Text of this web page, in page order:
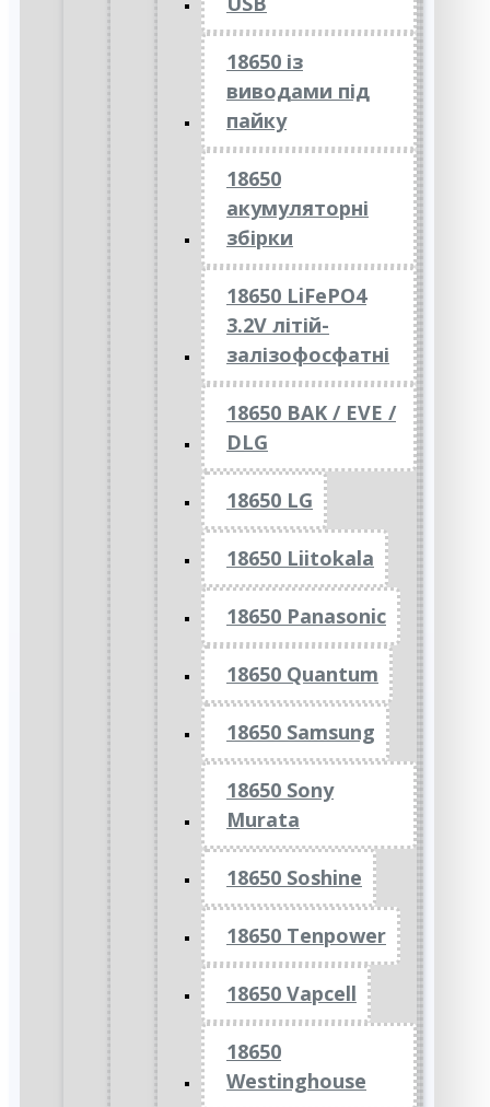
18650 із
виводами під
пайку
18650
акумуляторні
збірки
18650 LiFePO4
3.2V літій-
залізофосфатні
18650 BAK / EVE /
DLG
18650 LG
18650 Liitokala
18650 Panasonic
18650 Quantum
18650 Samsung
18650 Sony
Murata
18650 Soshine
18650 Tenpower
18650 Vapcell
18650
Westinghouse